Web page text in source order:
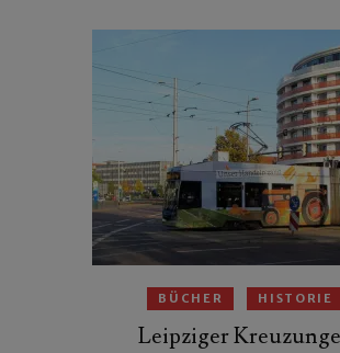
BÜCHER HISTORIE
Leipziger